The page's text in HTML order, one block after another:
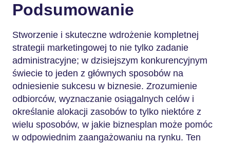
Podsumowanie
Stworzenie i skuteczne wdrożenie kompletnej
strategii marketingowej to nie tylko zadanie
administracyjne; w dzisiejszym konkurencyjnym
świecie to jeden z głównych sposobów na
odniesienie sukcesu w biznesie. Zrozumienie
odbiorców, wyznaczanie osiągalnych celów i
określanie alokacji zasobów to tylko niektóre z
wielu sposobów, w jakie biznesplan może pomóc
w odpowiednim zaangażowaniu na rynku. Ten